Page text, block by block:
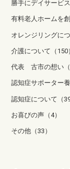
勝手にデイサービス
有料老人ホームを創
オレンジリングに
介護について（150
代表 古市の想い（
認知症サポーター
認知症について（39
お喜びの声（4）
その他（33）